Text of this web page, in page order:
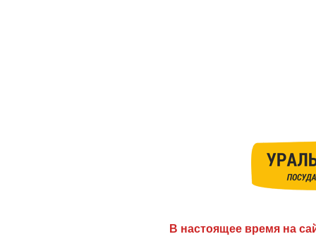
В настоящее время на